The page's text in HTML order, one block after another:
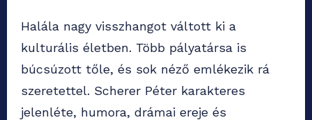
Halála nagy visszhangot váltott ki a
kulturális életben. Több pályatársa is
búcsúzott tőle, és sok néző emlékezik rá
szeretettel. Scherer Péter karakteres
jelenléte, humora, drámai ereje és